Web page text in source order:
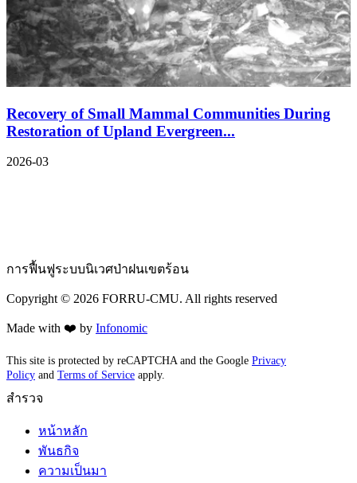
Recovery of Small Mammal Communities During
Restoration of Upland Evergreen...
2026-03
การฟื้นฟูระบบนิเวศป่าฝนเขตร้อน
Copyright © 2026 FORRU-CMU. All rights reserved
Made with ❤️ by Infonomic
This site is protected by reCAPTCHA and the Google Privacy
Policy and Terms of Service apply.
สำรวจ
หน้าหลัก
พันธกิจ
ความเป็นมา